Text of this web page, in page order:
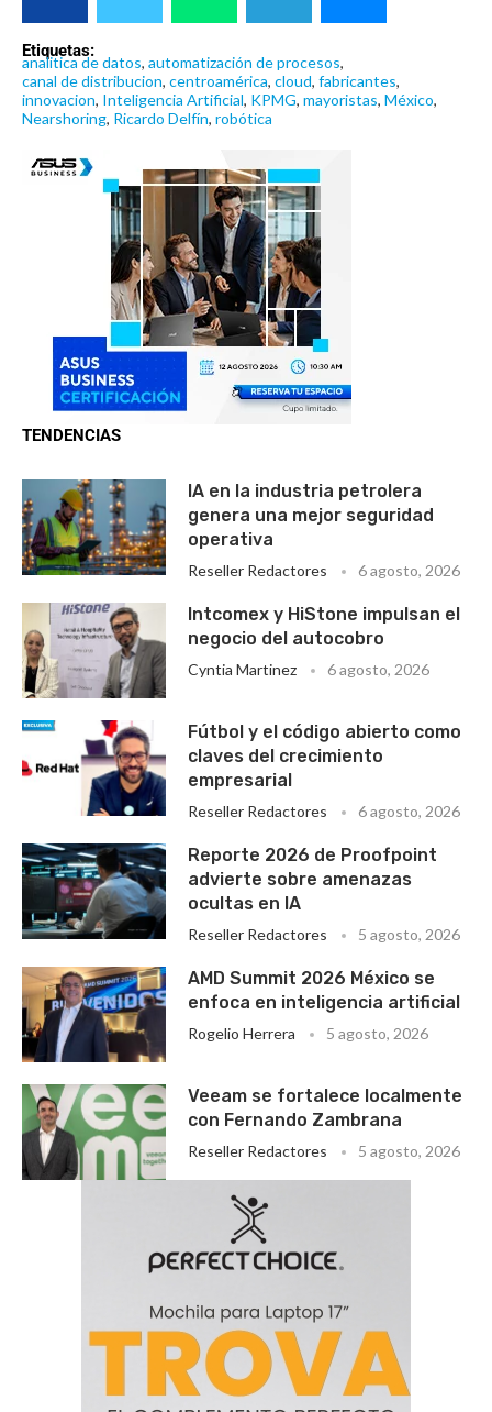
Etiquetas:
analitica de datos, automatización de procesos,
canal de distribucion, centroamérica, cloud, fabricantes,
innovacion, Inteligencia Artificial, KPMG, mayoristas, México,
Nearshoring, Ricardo Delfín, robótica
TENDENCIAS
IA en la industria petrolera
genera una mejor seguridad
operativa
Reseller Redactores 6 agosto, 2026
Intcomex y HiStone impulsan el
negocio del autocobro
Cyntia Martinez 6 agosto, 2026
Fútbol y el código abierto como
claves del crecimiento
empresarial
Reseller Redactores 6 agosto, 2026
Reporte 2026 de Proofpoint
advierte sobre amenazas
ocultas en IA
Reseller Redactores 5 agosto, 2026
AMD Summit 2026 México se
enfoca en inteligencia artificial
Rogelio Herrera 5 agosto, 2026
Veeam se fortalece localmente
con Fernando Zambrana
Reseller Redactores 5 agosto, 2026